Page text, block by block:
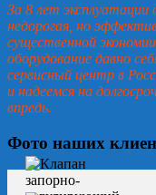
За 8 лет эксплуатации
недорогая, но
существенной
оборудование давно
сервисный центр в
и надеемся на
впредь.
Фото наших